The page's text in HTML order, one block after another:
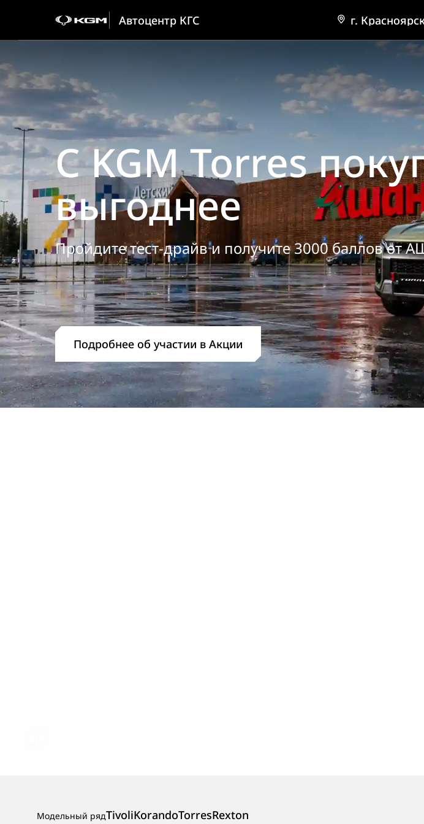
Автоцентр КГС г.
С KGM Torres
выгоднее
Пройдите тест-драйв и получите 3000 баллов от
Подробнее об участии в Акции
Модельный рядTivoliKorandoTorresRexton